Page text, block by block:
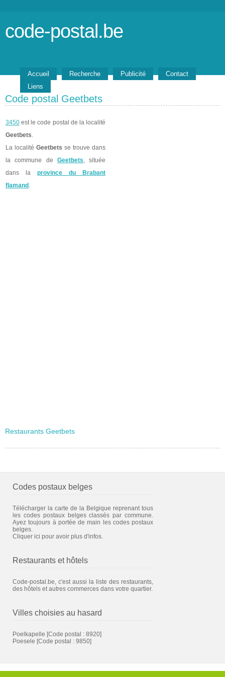
code-postal.be
Accueil Recherche Publicité
Contact
Liens
Code postal Geetbets
3450 est le code postal de la localité
Geetbets.
La localité Geetbets se trouve dans
la commune de Geetbets, située
dans la province du Brabant
flamand .
Restaurants Geetbets
Codes postaux belges
Télécharger la carte de la Belgique reprenant tous
les codes postaux belges classés par commune.
Ayez toujours à portée de main les codes postaux
belges.
Cliquer ici pour avoir plus d'infos.
Restaurants et hôtels
Code-postal.be, c'est aussi la liste des restaurants,
des hôtels et autres commerces dans votre quartier.
Villes choisies au hasard
Poelkapelle [Code postal : 8920]
Poesele [Code postal : 9850]